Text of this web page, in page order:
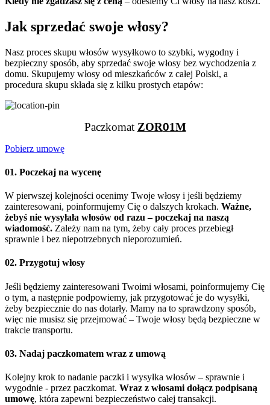
Jak sprzedać swoje włosy?
Nasz proces skupu włosów wysyłkowo to szybki, wygodny i
bezpieczny sposób, aby sprzedać swoje włosy bez wychodzenia z
domu. Skupujemy włosy od mieszkańców z całej Polski, a
procedura skupu składa się z kilku prostych etapów:
Paczkomat ZOR01M
Pobierz umowę
01. Poczekaj na wycenę
W pierwszej kolejności ocenimy Twoje włosy i jeśli będziemy
zainteresowani, poinformujemy Cię o dalszych krokach. Ważne,
żebyś nie wysyłała włosów od razu – poczekaj na naszą
wiadomość. Zależy nam na tym, żeby cały proces przebiegł
sprawnie i bez niepotrzebnych nieporozumień.
02. Przygotuj włosy
Jeśli będziemy zainteresowani Twoimi włosami, poinformujemy Cię
o tym, a następnie podpowiemy, jak przygotować je do wysyłki,
żeby bezpiecznie do nas dotarły. Mamy na to sprawdzony sposób,
więc nie musisz się przejmować – Twoje włosy będą bezpieczne w
trakcie transportu.
03. Nadaj paczkomatem wraz z umową
Kolejny krok to nadanie paczki i wysyłka włosów – sprawnie i
wygodnie - przez paczkomat. Wraz z włosami dołącz podpisaną
umowę, która zapewni bezpieczeństwo całej transakcji.